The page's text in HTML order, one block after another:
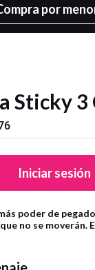
por
Sticky 3
Iniciar sesión
poder de
no se moverán.